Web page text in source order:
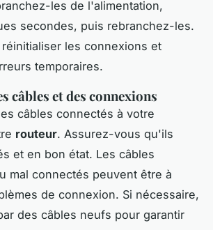
les de l'alimentation,
secondes, puis rebranchez-les.
les connexions et
temporaires.
câbles et des connexions
câbles connectés à votre
routeur. Assurez-vous qu'ils
et en bon état. Les câbles
mal connectés peuvent être à
de connexion. Si nécessaire,
des câbles neufs pour garantir